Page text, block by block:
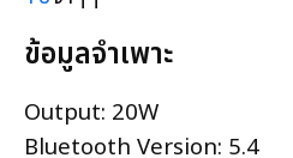
ข้อมูลจำเพาะ
Output: 20W
Bluetooth Version: 5.4